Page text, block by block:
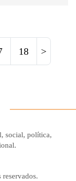
18 >
social, política,